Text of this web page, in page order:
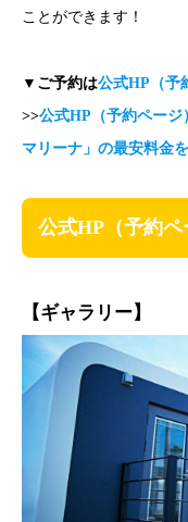
ことができます！
▼ご予約は公式HP（予
>>公式HP（予約ページ
マリーナ 」の最安料金
公式HP（予約ペ
【ギャラリー】